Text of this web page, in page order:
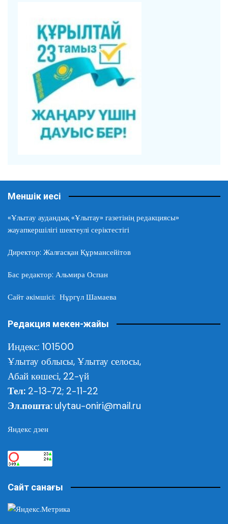
Меншік иесі
«Ұлытау аудандық «Ұлытау» газетінің редакциясы»
жауапкершілігі шектеулі серіктестігі
Директор: Жалғасқан Құрмансейітов
Бас редактор: Альмира Оспан
Сайт әкімшісі: Нұргүл Шамаева
Редакция мекен-жайы
Индекс: 101500
Ұлытау облысы, Ұлытау селосы,
Абай көшесі, 22-үй
Тел: 2-13-72; 2-11-22
Эл.пошта: ulytau-oniri@mail.ru
Яндекс дзен
Сайт санағы